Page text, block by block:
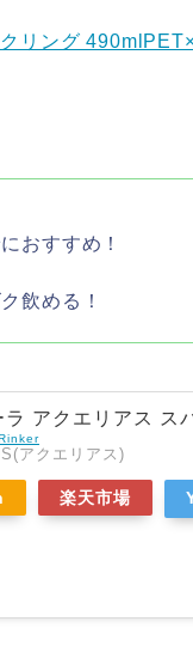
リング
おすすめ！
飲める！
ラ アクエリアス
アクエリアス)
楽天市場